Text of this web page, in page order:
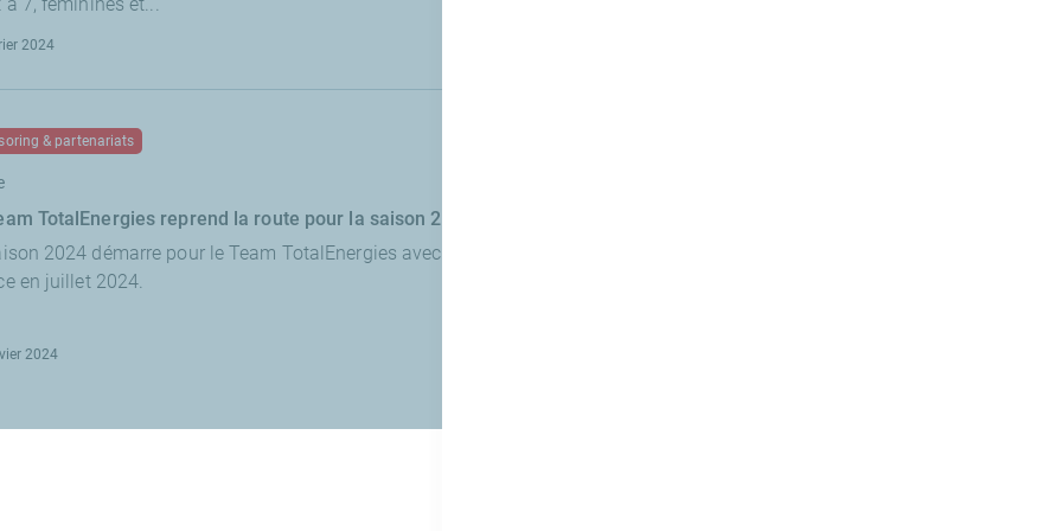
2024
TotalEnergies reprend la route pour la saison 2024
& partenariats
2024 démarre pour le Team TotalEnergies avec de nombreuses courses au programme, dont le Tour de
en juillet 2024.
2024